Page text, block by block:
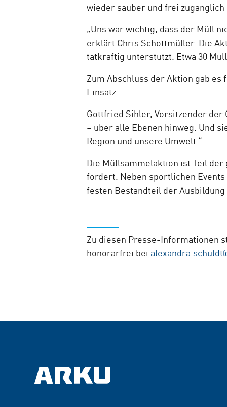
wieder sauber und frei
„Uns war wichtig, dass der Müll
erklärt Chris Schottmüller. Die
tatkräftig unterstützt. Etwa 30
Zum Abschluss der Aktion gab
Einsatz.
Gottfried Sihler, Vorsitzender der
– über alle Ebenen hinweg. Und
Region und unsere Umwelt.“
Die Müllsammelaktion ist Teil
fördert. Neben sportlichen
festen Bestandteil der Ausbildung
Zu diesen Presse-Informationen
honorarfrei bei